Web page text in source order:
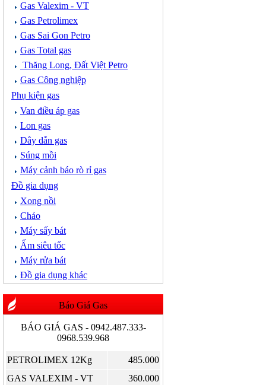
Gas Valexim - VT
Gas Petrolimex
Gas Sai Gon Petro
Gas Total gas
Thăng Long, Đất Việt Petro
Gas Công nghiệp
Phụ kiện gas
Van điều áp gas
Lon gas
Dây dẫn gas
Súng mồi
Máy cảnh báo rò rỉ gas
Đồ gia dụng
Xong nồi
Chảo
Máy sấy bát
Ấm siêu tốc
Máy rửa bát
Đồ gia dụng khác
Báo Giá Gas
BÁO GIÁ GAS - 0942.487.333-
0968.539.968
PETROLIMEX 12Kg
485.000
GAS VALEXIM - VT
360.000